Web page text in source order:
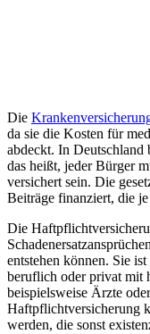
Die
da sie die Kosten für
abdeckt. In Deutschland
das heißt, jeder Bürger
versichert sein. Die
Beiträge finanziert, die
Die
entstehen können. Sie
beruflich oder privat mit
beispielsweise Ärzte
Haftpflichtversicherung
werden, die sonst